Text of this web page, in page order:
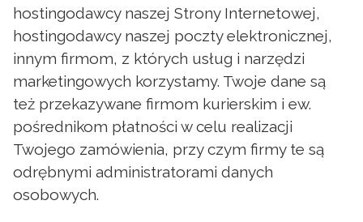
hostingodawcy naszej Strony Internetowej,
hostingodawcy naszej poczty elektronicznej,
innym firmom, z których usług i narzędzi
marketingowych korzystamy. Twoje dane są
też przekazywane firmom kurierskim i ew.
pośrednikom płatności w celu realizacji
Twojego zamówienia, przy czym firmy te są
odrębnymi administratorami danych
osobowych.